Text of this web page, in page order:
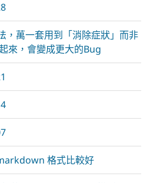
，萬一套用到「消除症狀」而非
來，會變成更大的Bug
格式比較好